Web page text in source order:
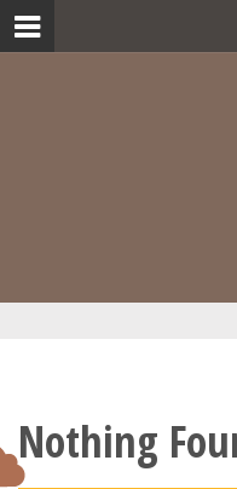
Skip
to
Nothing